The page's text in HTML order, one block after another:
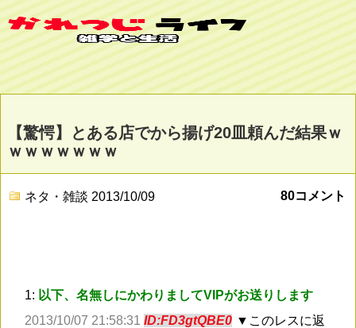
【驚愕】とある店でから揚げ20皿頼んだ結果ｗ
ｗｗｗｗｗｗｗ
ネタ・雑談 2013/10/09 80コメント
1: 以下、名無しにかわりましてVIPがお送りします
2013/10/07 21:58:31 ID:FD3gtQBE0 ▼このレスに返